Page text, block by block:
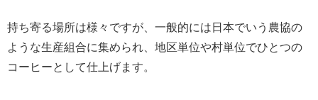
持ち寄る場所は様々ですが、一般的には日本でいう農協の
ような生産組合に集められ、地区単位や村単位でひとつの
コーヒーとして仕上げます。